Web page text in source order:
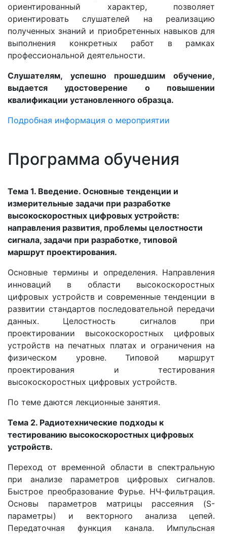
ориентированный характер, позволяет
ориентировать слушателей на реализацию
полученных знаний и приобретенных навыков для
выполнения конкретных работ в рамках
профессиональной деятельности.
Слушателям, успешно прошедшим обучение,
выдается удостоверение о повышении
квалификации установленного образца.
Подробная информация о мероприятии
Программа обучения
Тема 1. Введение. Основные тенденции и
измерительные задачи при разработке
высокоскоростных цифровых устройств:
направления развития, проблемы целостности
сигнала, задачи при разработке, типовой
маршрут проектирования.
Основные термины и определения. Направления
инноваций в области высокоскоростных
цифровых устройств и современные тенденции в
развитии стандартов последовательной передачи
данных. Целостность сигналов при
проектировании высокоскоростных цифровых
устройств на печатных платах и ограничения на
физическом уровне. Типовой маршрут
проектирования и тестирования
высокоскоростных цифровых устройств.
По теме даются лекционные занятия.
Тема 2. Радиотехнические подходы к
тестированию высокоскоростных цифровых
устройств.
Переход от временной области в спектральную
при анализе параметров цифровых сигналов.
Быстрое преобразование Фурье. НЧ-фильтрация.
Основы параметров матрицы рассеяния (S-
параметры) и векторного анализа цепей.
Передаточная функция канала. Импульсная